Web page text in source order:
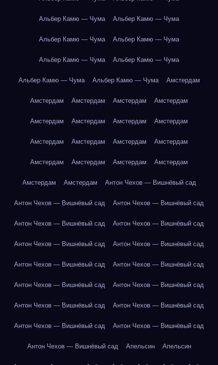
Альбер Камю — Чума Альбер Камю — Чума
Альбер Камю — Чума Альбер Камю — Чума
Альбер Камю — Чума Альбер Камю — Чума
Альбер Камю — Чума Альбер Камю — Чума Амстердам
Амстердам Амстердам Амстердам Амстердам
Амстердам Амстердам Амстердам Амстердам
Амстердам Амстердам Амстердам Амстердам
Амстердам Амстердам Амстердам Амстердам
Амстердам Амстердам Антон Чехов — Вишнёвый сад
Антон Чехов — Вишнёвый сад Антон Чехов — Вишнёвый сад
Антон Чехов — Вишнёвый сад Антон Чехов — Вишнёвый сад
Антон Чехов — Вишнёвый сад Антон Чехов — Вишнёвый сад
Антон Чехов — Вишнёвый сад Антон Чехов — Вишнёвый сад
Антон Чехов — Вишнёвый сад Антон Чехов — Вишнёвый сад
Антон Чехов — Вишнёвый сад Антон Чехов — Вишнёвый сад
Антон Чехов — Вишнёвый сад Антон Чехов — Вишнёвый сад
Антон Чехов — Вишнёвый сад Апельсин Апельсин